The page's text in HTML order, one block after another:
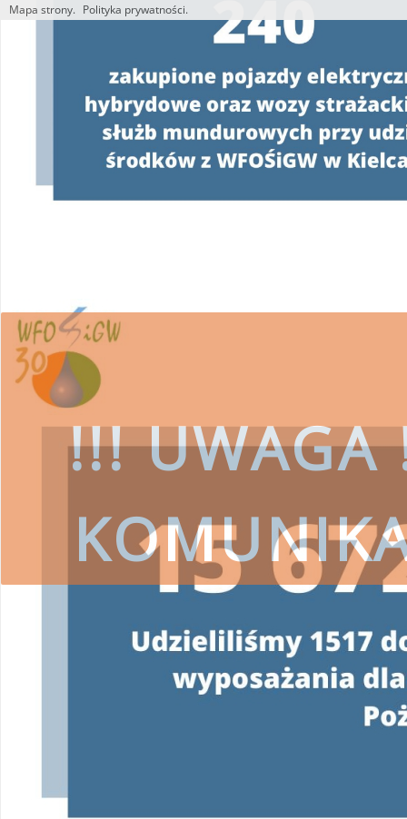
W związku z realizacją Programu„Czyste
wsparcie w uzyskaniu dofinansowania i
!!! UWAGA
Wojewódzki Fundusz Ochrony
Mapa strony. Polityka prywatności.
Utworzono przez W.S.ds.ITM & P